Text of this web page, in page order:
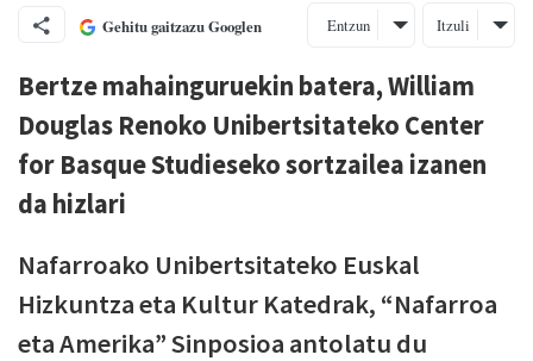
Gehitu gaitzazu Googlen Entzun Itzuli
Bertze mahainguruekin batera, William
Douglas Renoko Unibertsitateko Center
for Basque Studieseko sortzailea izanen
da hizlari
Nafarroako Unibertsitateko Euskal
Hizkuntza eta Kultur Katedrak, “Nafarroa
eta Amerika” Sinposioa antolatu du